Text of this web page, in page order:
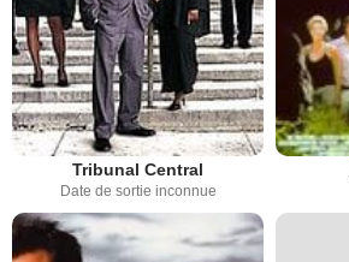
Tribunal Central
Date de sortie inconnue